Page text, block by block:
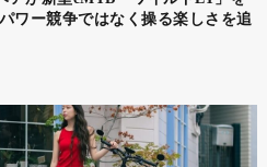
ワー競争ではなく操る楽しさを追